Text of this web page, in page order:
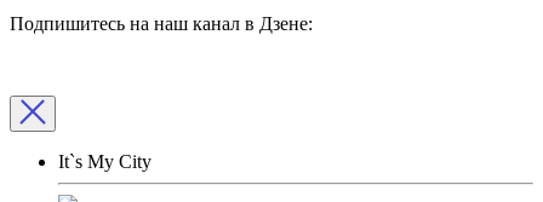
Подпишитесь на наш канал в Дзене:
It`s My City